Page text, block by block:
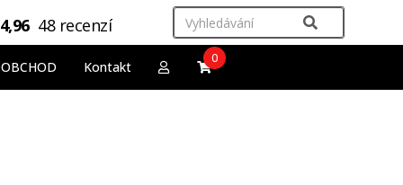
4,96 48 recenzí
Kontakt
0